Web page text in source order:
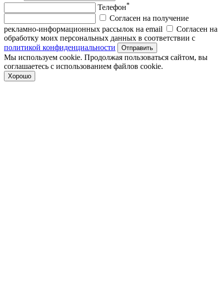
Телефон*
Согласен на получение
рекламно-информационных рассылок на email
Согласен на
обработку моих персональных данных в соответствии с
политикой конфиденциальности
Отправить
Мы используем cookie. Продолжая пользоваться сайтом, вы
соглашаетесь с использованием файлов cookie.
Хорошо